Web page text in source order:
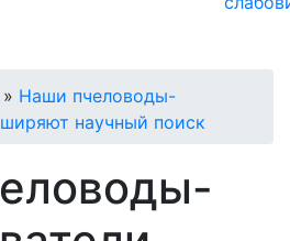
Наши пчеловоды-
научный поиск